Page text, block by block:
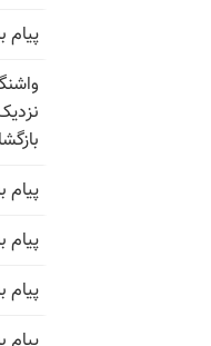
پیام
پیام به
پیام